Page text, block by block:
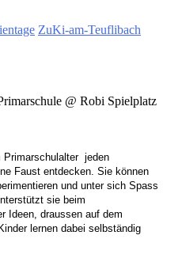
ZuKi-am-Teuflibach
@ Robi Spielplatz
Primarschulalter jeden
Faust entdecken. Sie können
und unter sich Spass
sie beim
Ideen, draussen auf dem
lernen dabei selbständig